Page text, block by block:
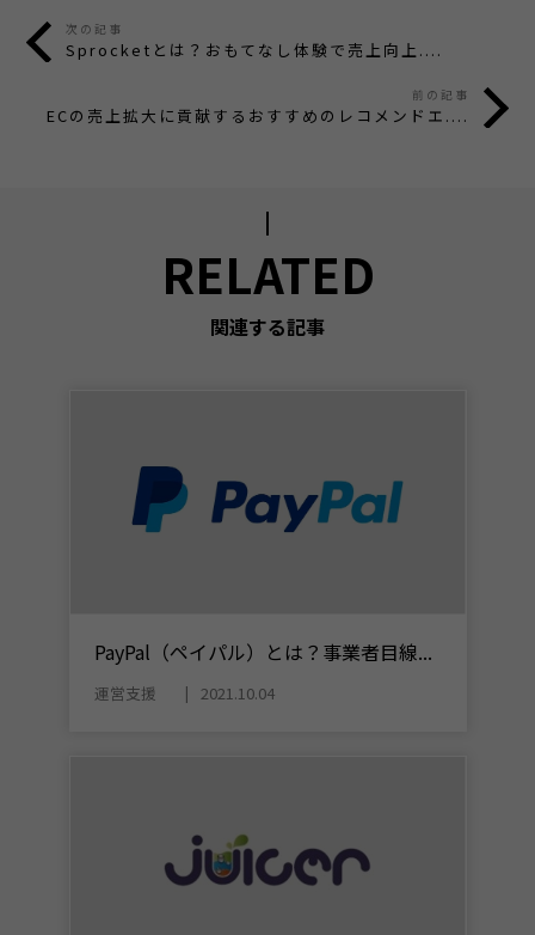
次の記事
Sprocketとは？おもてなし体験で売上向上....
前の記事
ECの売上拡大に貢献するおすすめのレコメンドエ....
RELATED
関連する記事
PayPal（ペイパル）とは？事業者目線...
運営支援 2021.10.04